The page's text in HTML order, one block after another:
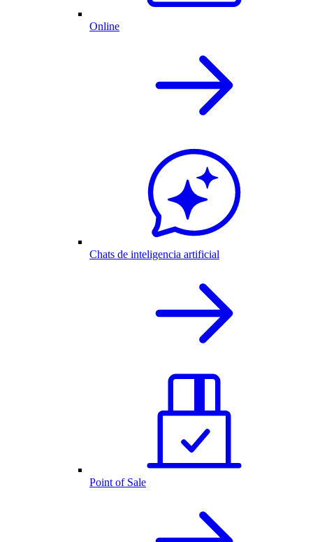
Online
Chats de inteligencia artificial
Point of Sale